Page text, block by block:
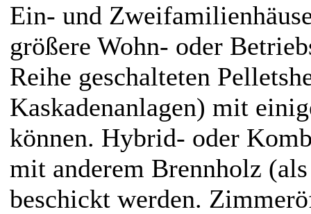
Ein- und
größere Wohn- oder
Reihe geschalteten
Kaskadenanlagen) mit
können. Hybrid- oder
mit anderem Brennholz
beschickt werden.